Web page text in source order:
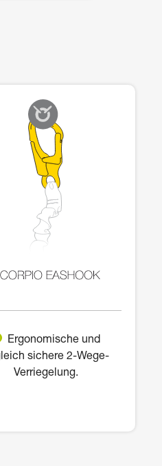
Ergonomische und
sichere 2-Wege-
Verriegelung.